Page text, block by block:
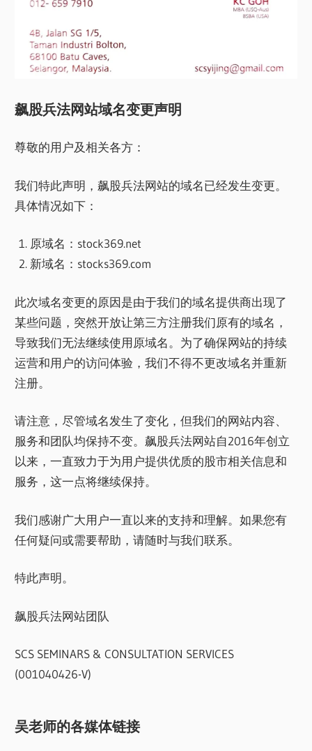
飙股兵法网站域名变更声明
尊敬的用户及相关各方：
我们特此声明，飙股兵法网站的域名已经发生变更。
具体情况如下：
原域名：stock369.net
新域名：stocks369.com
此次域名变更的原因是由于我们的域名提供商出现了
某些问题，突然开放让第三方注册我们原有的域名，
导致我们无法继续使用原域名。为了确保网站的持续
运营和用户的访问体验，我们不得不更改域名并重新
注册。
请注意，尽管域名发生了变化，但我们的网站内容、
服务和团队均保持不变。飙股兵法网站自2016年创立
以来，一直致力于为用户提供优质的股市相关信息和
服务，这一点将继续保持。
我们感谢广大用户一直以来的支持和理解。如果您有
任何疑问或需要帮助，请随时与我们联系。
特此声明。
飙股兵法网站团队
SCS SEMINARS & CONSULTATION SERVICES
(001040426-V)
吴老师的各媒体链接